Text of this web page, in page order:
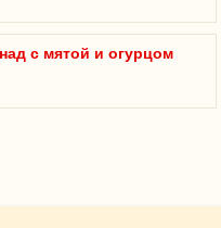
с мятой и огурцом